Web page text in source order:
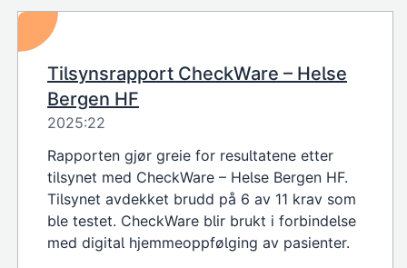
Tilsynsrapport CheckWare – Helse
Bergen HF
2025:22
Rapporten gjør greie for resultatene etter
tilsynet med CheckWare – Helse Bergen HF.
Tilsynet avdekket brudd på 6 av 11 krav som
ble testet. CheckWare blir brukt i forbindelse
med digital hjemmeoppfølging av pasienter.